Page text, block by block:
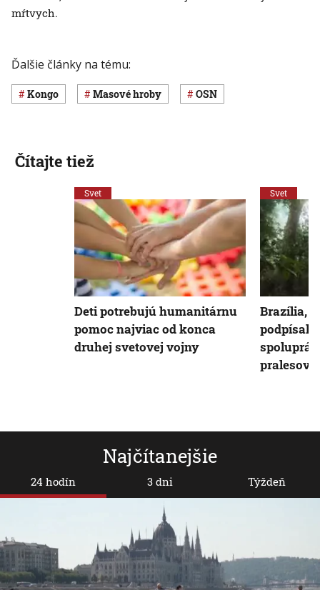
mŕtvych.
Ďalšie články na tému:
Kongo masové hroby OSN
Najčítanejšie
24 hodín 3 dni Týždeň
Čítajte tiež
Svet
Deti potrebujú humanitárnu
pomoc najviac od konca
druhej svetovej vojny
Svet
Brazília,
podpísali
pralesov